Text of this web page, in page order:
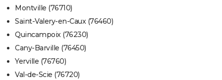
Montville (76710)
Saint-Valery-en-Caux (76460)
Quincampoix (76230)
Cany-Barville (76450)
Yerville (76760)
Val-de-Scie (76720)